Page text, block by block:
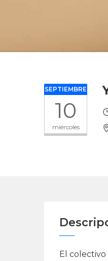
SEPTIEMBRE
10
miércoles
El colectivo